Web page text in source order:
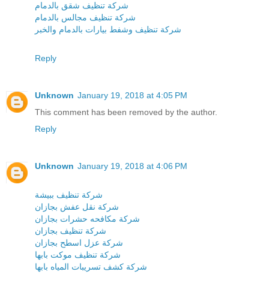
شركة تنظيف شقق بالدمام
شركة تنظيف مجالس بالدمام
شركة تنظيف وشفط بيارات بالدمام والخبر
Reply
Unknown January 19, 2018 at 4:05 PM
This comment has been removed by the author.
Reply
Unknown January 19, 2018 at 4:06 PM
شركة تنظيف ببيشة
شركة نقل عفش بجازان
شركة مكافحه حشرات بجازان
شركة تنظيف بجازان
شركة عزل اسطح بجازان
شركة تنظيف موكت بابها
شركة كشف تسريبات المياه بابها